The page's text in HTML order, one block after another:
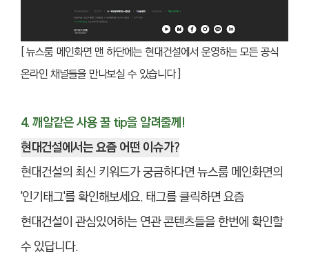
[ 뉴스룸 메인화면 맨 하단에는 현대건설에서 운영하는 모든 공식
온라인 채널들을 만나보실 수 있습니다 ]
4. 깨알같은 사용 꿀 tip을 알려줄께!
현대건설에서는 요즘 어떤 이슈가?
현대건설의 최신 키워드가 궁금하다면 뉴스룸 메인화면의
'인기태그'를 확인해보세요. 태그를 클릭하면 요즘
현대건설이 관심있어하는 연관 콘텐츠들을 한번에 확인할
수 있답니다.